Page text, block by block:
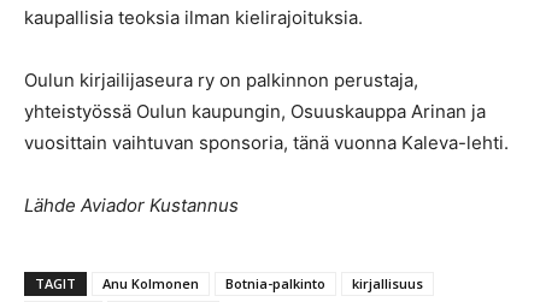
kaupallisia teoksia ilman kielirajoituksia.
Oulun kirjailijaseura ry on palkinnon perustaja,
yhteistyössä Oulun kaupungin, Osuuskauppa Arinan ja
vuosittain vaihtuvan sponsoria, tänä vuonna Kaleva-lehti.
Lähde Aviador Kustannus
TAGIT Anu Kolmonen Botnia-palkinto
kirjallisuus